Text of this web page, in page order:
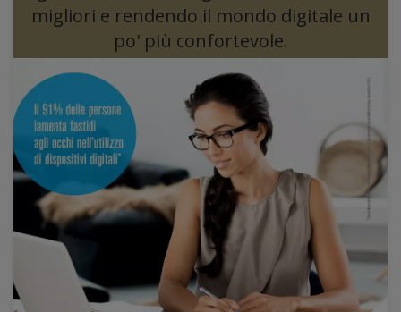
migliori e rendendo il mondo digitale un
po' più confortevole.